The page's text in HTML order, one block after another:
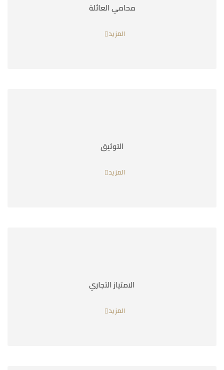
محامي العائلة
المزيد
التوثيق
المزيد
الامتياز التجاري
المزيد